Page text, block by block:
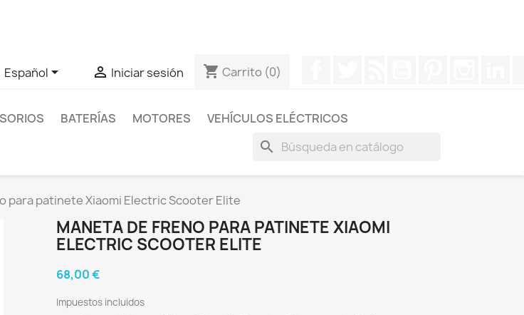
Español  Iniciar sesión shopping_cart Carrito (0)
BATERÍAS MOTORES VEHÍCULOS ELÉCTRICOS
search
para patinete Xiaomi Electric Scooter Elite
MANETA DE FRENO PARA PATINETE XIAOMI
ELECTRIC SCOOTER ELITE
68,00 €
Impuestos incluidos